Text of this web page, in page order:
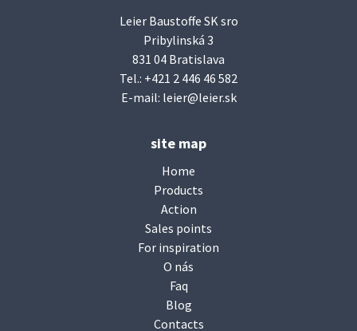
Leier Baustoffe SK sro
Pribylinská 3
831 04 Bratislava
Tel.: +421 2 446 46 582
E-mail: leier@leier.sk
site map
Home
Products
Action
Sales points
For inspiration
O nás
Faq
Blog
Contacts